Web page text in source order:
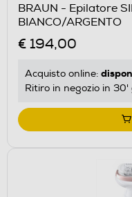
BRAUN - Epilatore
BIANCO/ARGENTO
€ 194,00
Acquisto online:
Ritiro in negozio in